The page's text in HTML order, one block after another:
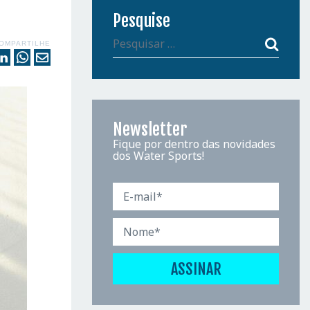
Pesquise
Newsletter
Fique por dentro das novidades
dos Water Sports!